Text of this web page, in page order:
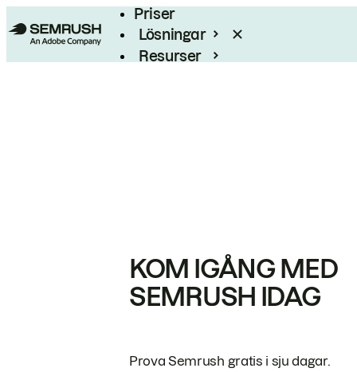
Priser
Lösningar
Resurser
KOM IGÅNG MED
SEMRUSH IDAG
Prova Semrush gratis i sju dagar.